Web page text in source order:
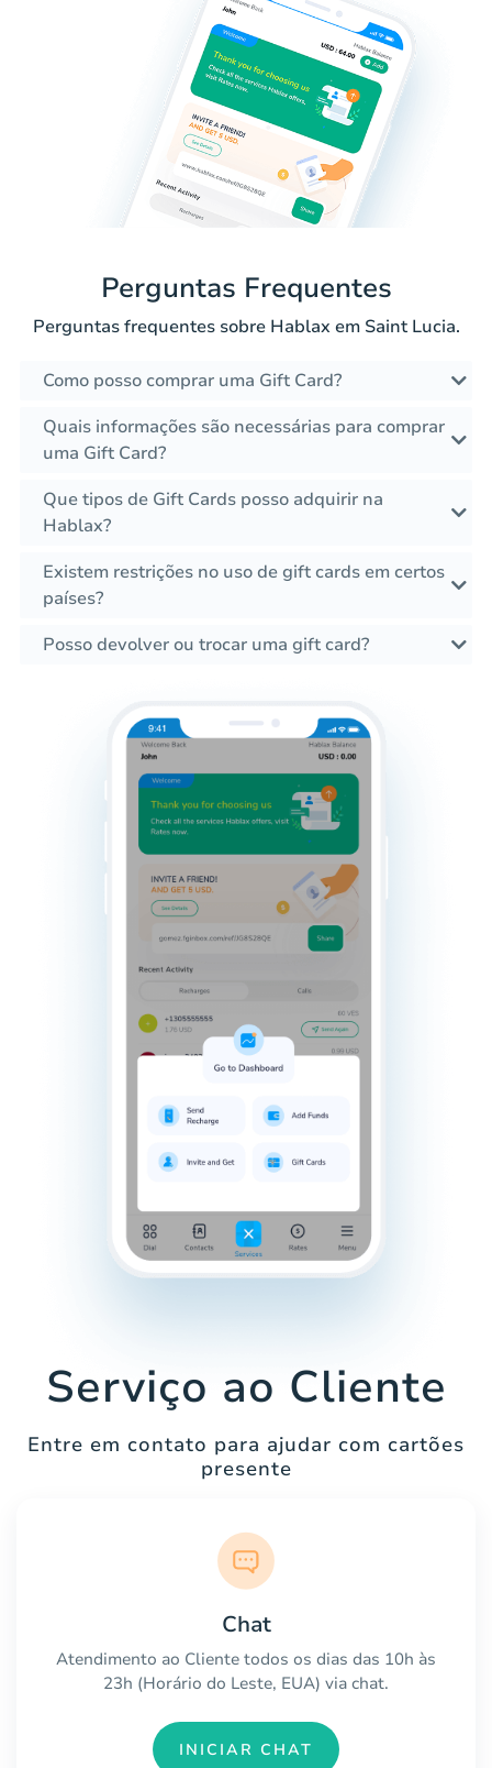
Perguntas Frequentes
Perguntas frequentes sobre Hablax em Saint Lucia.
Como posso comprar uma Gift Card?
Quais informações são necessárias para comprar
uma Gift Card?
Que tipos de Gift Cards posso adquirir na
Hablax?
Existem restrições no uso de gift cards em certos
países?
Posso devolver ou trocar uma gift card?
Serviço ao Cliente
Entre em contato para ajudar com cartões
presente
Chat
Atendimento ao Cliente todos os dias das 10h às
23h (Horário do Leste, EUA) via chat.
INICIAR CHAT